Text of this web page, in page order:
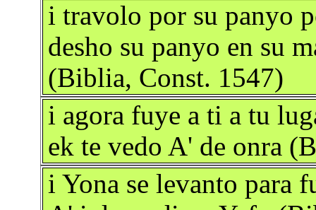
i travolo por su panyo
desho su panyo en su
(Biblia, Const. 1547)
i agora fuye a ti a tu
ek te vedo A' de onra
i Yona se levanto para